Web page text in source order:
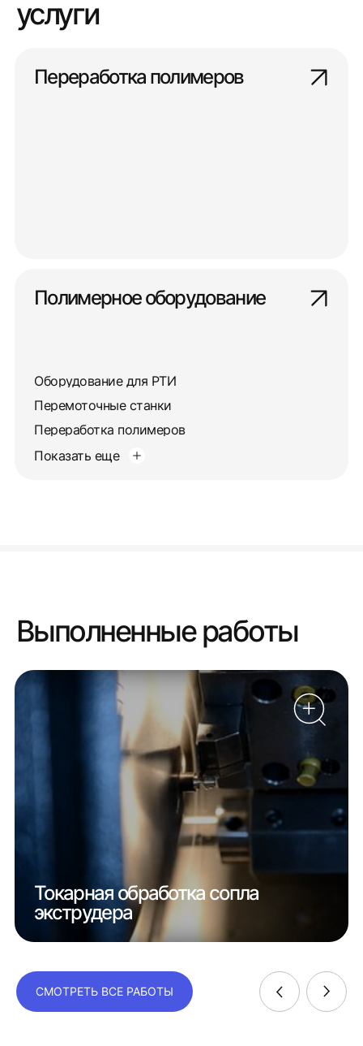
услуги
Переработка полимеров
Полимерное оборудование
Оборудование для РТИ
Перемоточные станки
Переработка полимеров
Показать еще
Выполненные работы
Токарная обработка сопла
экструдера
СМОТРЕТЬ ВСЕ РАБОТЫ